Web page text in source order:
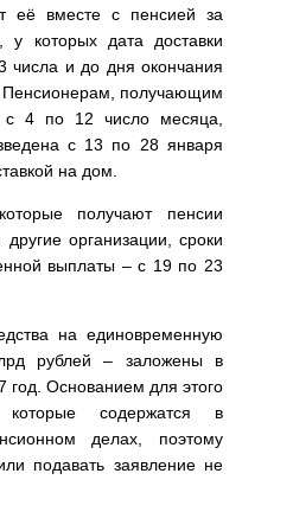
её вместе с пенсией за
у которых дата доставки
числа и до дня окончания
Пенсионерам, получающим
4 по 12 число месяца,
с 13 по 28 января
на дом.
получают пенсии
организации, сроки
выплаты – с 19 по 23
на единовременную
рублей – заложены в
Основанием для этого
которые содержатся в
делах, поэтому
подавать заявление не